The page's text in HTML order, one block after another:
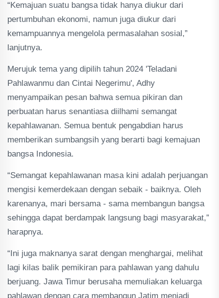
“Kemajuan suatu bangsa tidak hanya diukur dari
pertumbuhan ekonomi, namun juga diukur dari
kemampuannya mengelola permasalahan sosial,”
lanjutnya.
Merujuk tema yang dipilih tahun 2024 'Teladani
Pahlawanmu dan Cintai Negerimu', Adhy
menyampaikan pesan bahwa semua pikiran dan
perbuatan harus senantiasa diilhami semangat
kepahlawanan. Semua bentuk pengabdian harus
memberikan sumbangsih yang berarti bagi kemajuan
bangsa Indonesia.
“Semangat kepahlawanan masa kini adalah perjuangan
mengisi kemerdekaan dengan sebaik - baiknya. Oleh
karenanya, mari bersama - sama membangun bangsa
sehingga dapat berdampak langsung bagi masyarakat,”
harapnya.
“Ini juga maknanya sarat dengan menghargai, melihat
lagi kilas balik pemikiran para pahlawan yang dahulu
berjuang. Jawa Timur berusaha memuliakan keluarga
pahlawan dengan cara membangun Jatim menjadi